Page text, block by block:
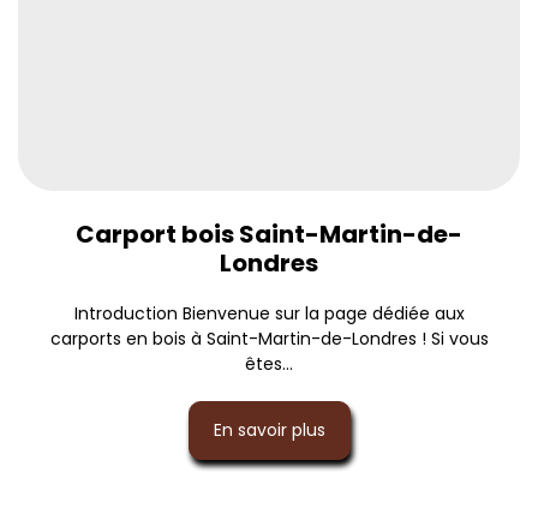
Carport bois Saint-Martin-de-
Londres
Introduction Bienvenue sur la page dédiée aux
carports en bois à Saint-Martin-de-Londres ! Si vous
êtes...
En savoir plus